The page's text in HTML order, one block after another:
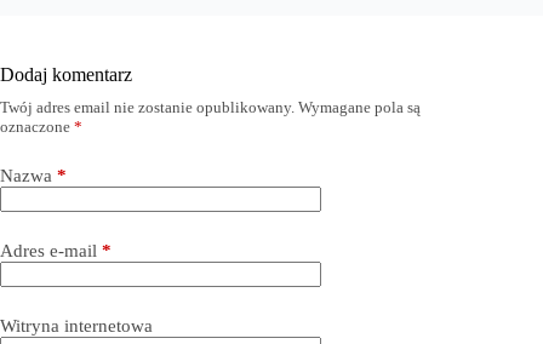
Dodaj komentarz
Twój adres email nie zostanie opublikowany. Wymagane pola są
oznaczone *
Nazwa *
Adres e-mail *
Witryna internetowa